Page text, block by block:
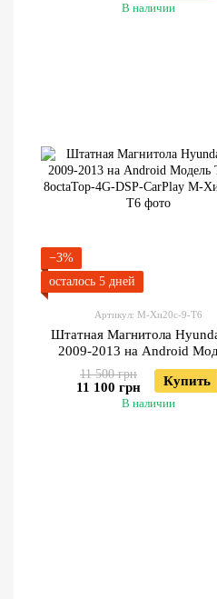
В наличии
−3%
осталось 5 дней
Артикул: М-Хи20с-9-Т6
Штатная Магнитола
2009-2013 на Android
ТС10-8octaTop-4G-DSP-
11 500 грн
11 100 грн Купить
В наличии